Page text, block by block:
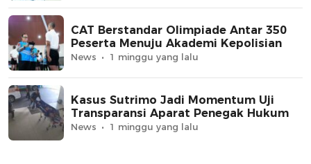
CAT Berstandar Olimpiade Antar 350
Peserta Menuju Akademi Kepolisian
News 1 minggu yang lalu
Kasus Sutrimo Jadi Momentum Uji
Transparansi Aparat Penegak Hukum
News 1 minggu yang lalu